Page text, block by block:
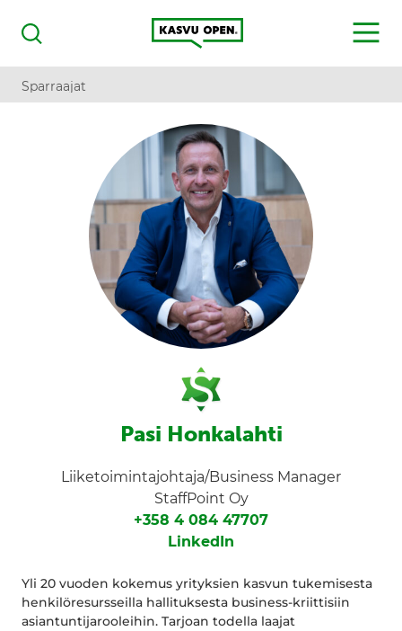
Haku
Kasvu Open
MENU
Sparraajat
Pasi Honkalahti
Liiketoimintajohtaja/Business Manager
StaffPoint Oy
+358 4 084 47707
LinkedIn
Yli 20 vuoden kokemus yrityksien kasvun tukemisesta
henkilöresursseilla hallituksesta business-kriittisiin
asiantuntijarooleihin. Tarjoan todella laajat